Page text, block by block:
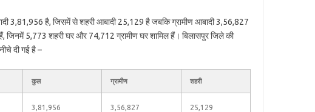
3,81,956 है, जिसमें से शहरी आबादी 25,129 है जबकि ग्रामीण आबादी 3,56,827
जिनमें 5,773 शहरी घर और 74,712 ग्रामीण घर शामिल हैं। बिलासपुर जिले की
दी गई है –
कुल ग्रामीण शहरी
3,81,956 3,56,827 25,129